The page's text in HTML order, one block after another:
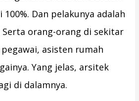
100%. Dan pelakunya adalah
orang-orang di sekitar
asisten rumah
Yang jelas, arsitek
di dalamnya.